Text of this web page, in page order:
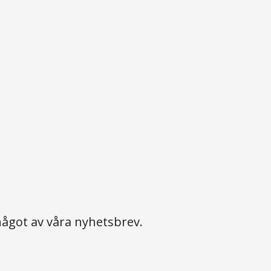
av våra nyhetsbrev.